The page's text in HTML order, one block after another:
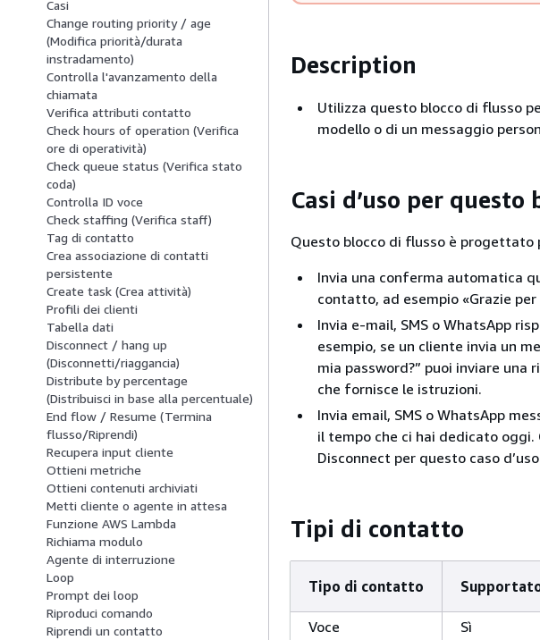
Casi
Change routing priority / age
(Modifica priorità/durata
instradamento)
Controlla l'avanzamento della
chiamata
Verifica attributi contatto
Check hours of operation (Verifica
ore di operatività)
Check queue status (Verifica stato
coda)
Controlla ID voce
Check staffing (Verifica staff)
Tag di contatto
Crea associazione di contatti
persistente
Create task (Crea attività)
Profili dei clienti
Tabella dati
Disconnect / hang up
(Disconnetti/riaggancia)
Distribute by percentage
(Distribuisci in base alla percentuale)
End flow / Resume (Termina
flusso/Riprendi)
Recupera input cliente
Ottieni metriche
Ottieni contenuti archiviati
Metti cliente o agente in attesa
Funzione AWS Lambda
Richiama modulo
Agente di interruzione
Loop
Prompt dei loop
Riproduci comando
Riprendi un contatto
Description
Utilizza questo blocco di flusso
modello o di un messaggio
Casi d’uso per questo
Questo blocco di flusso è progettato
Invia una conferma automatica
contatto, ad esempio «Grazie
Invia e-mail, SMS o WhatsApp
esempio, se un cliente invia un
mia password?” puoi inviare
che fornisce le istruzioni.
Invia email, SMS o WhatsApp
il tempo che ci hai dedicato oggi.
Disconnect per questo caso
Tipi di contatto
Tipo di contatto
Voce
Sì